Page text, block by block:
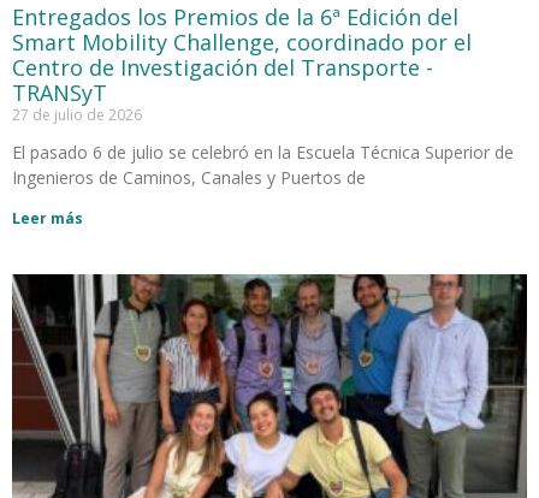
Entregados los Premios de la 6ª Edición del
Smart Mobility Challenge, coordinado por el
Centro de Investigación del Transporte -
TRANSyT
27 de julio de 2026
El pasado 6 de julio se celebró en la Escuela Técnica Superior de
Ingenieros de Caminos, Canales y Puertos de
Leer más